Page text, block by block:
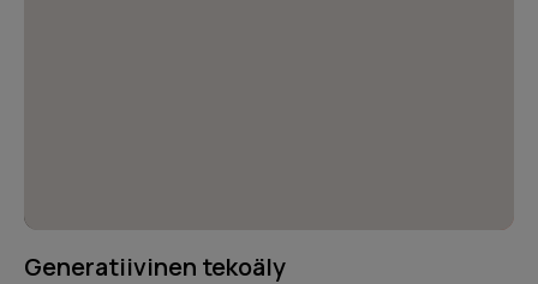
Generatiivinen tekoäly